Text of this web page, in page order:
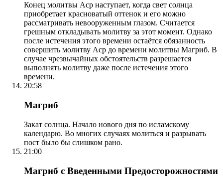
Конец молитвы Аср наступает, когда свет солнца
приобретает красноватый оттенок и его можно
рассматривать невооруженным глазом. Считается
грешным откладывать молитву за этот момент. Однако
после истечения этого времени остаётся обязанность
совершить молитву Аср до времени молитвы Магриб. В
случае чрезвычайных обстоятельств разрешается
выполнять молитву даже после истечения этого
времени.
20:58
Магриб
Закат солнца. Начало нового дня по исламскому
календарю. Во многих случаях молиться и разрывать
пост было бы слишком рано.
21:00
Магриб с Введенными Предосторожностями